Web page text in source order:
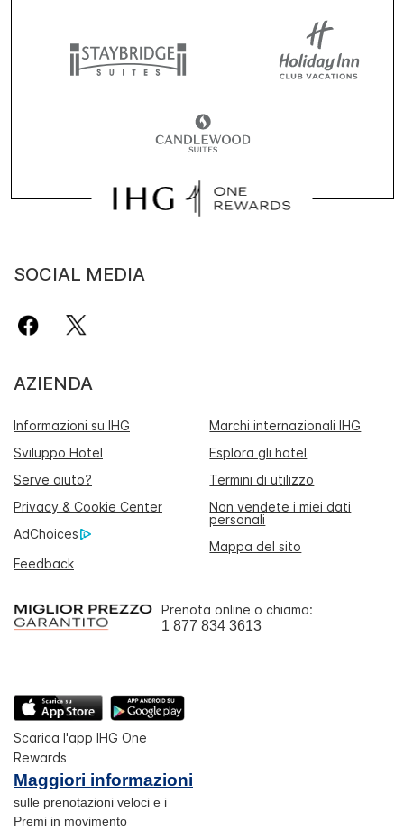
SOCIAL MEDIA
AZIENDA
Informazioni su IHG
Marchi internazionali IHG
Sviluppo Hotel
Esplora gli hotel
Serve aiuto?
Termini di utilizzo
Privacy & Cookie Center
Non vendete i miei dati
personali
AdChoices
Mappa del sito
Feedback
Prenota online o chiama:
1 877 834 3613
Scarica l'app IHG One
Rewards
Maggiori informazioni
sulle prenotazioni veloci e i
Premi in movimento